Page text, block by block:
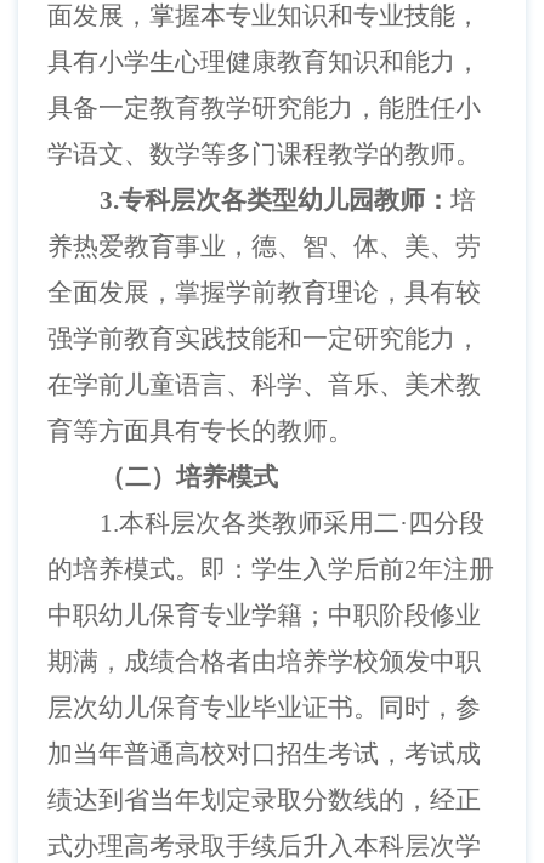
面发展，掌握本专业知识和专业技能，
具有小学生心理健康教育知识和能力，
具备一定教育教学研究能力，能胜任小
学语文、数学等多门课程教学的教师。
3.专科层次各类型幼儿园教师： 培
养热爱教育事业，德、智、体、美、劳
全面发展，掌握学前教育理论，具有较
强学前教育实践技能和一定研究能力，
在学前儿童语言、科学、音乐、美术教
育等方面具有专长的教师。
（二）培养模式
1.本科层次各类教师采用二·四分段
的培养模式。即：学生入学后前2年注册
中职幼儿保育专业学籍；中职阶段修业
期满，成绩合格者由培养学校颁发中职
层次幼儿保育专业毕业证书。同时，参
加当年普通高校对口招生考试，考试成
绩达到省当年划定录取分数线的，经正
式办理高考录取手续后升入本科层次学